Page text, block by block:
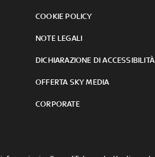
COOKIE POLICY
NOTE LEGALI
DICHIARAZIONE DI ACCESSIBILITÀ
OFFERTA SKY MEDIA
CORPORATE